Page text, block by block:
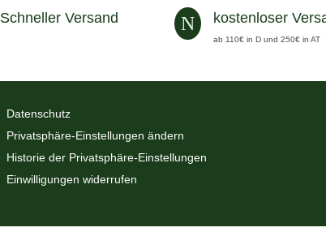
Schneller Versand N kostenloser
ab 110€ in D und 250€ in AT
Datenschutz
Privatsphäre-Einstellungen ändern
Historie der Privatsphäre-Einstellungen
Einwilligungen widerrufen